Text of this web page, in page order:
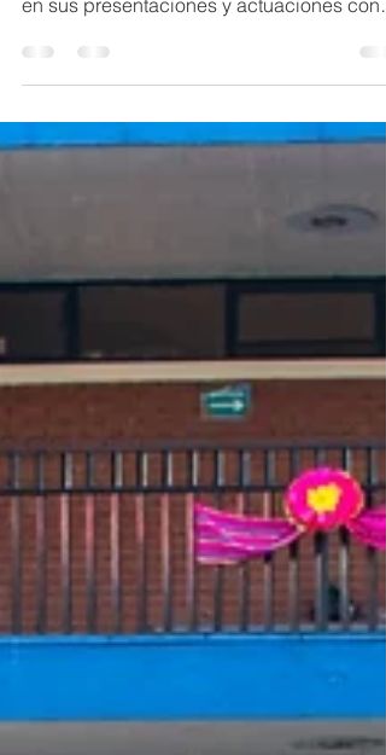
Este día fue muy esperado por los alumnos
de toda la sección. Ya que habían